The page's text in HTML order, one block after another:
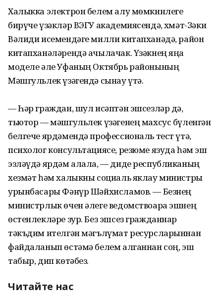
Халыкка электрон белем алу мөмкинлеге
бирүче үзәкләр ВЭГУ академиясендә, Әхмәт-Зәки
Вәлиди исемендәге милли китапханәдә, район
китапханәләрендә ачылачак. Үзәкнең яңа
моделе әле Уфаның Октябрь районының
Мәшгульлек үзәгендә сынау үтә.
— Һәр граждан, шул исәптән эшсезләр дә,
тьютор — мәшгульлек үзәгенең махсус бүленгән
белгече ярдәмендә профессиональ тест үтә,
психолог консультациясе, резюме язуда һәм эш
эзләүдә ярдәм алала, — диде республиканың
хезмәт һәм халыкны социаль яклау министры
урынбасары Фәнүр Шәйхисламов. — Безнең
министрлык өчен әлеге ведомствоара эшнең
өстенлекләре зур. Без эшсез гражданнар
тәкъдим ителгән мәгълүмат ресурсларыннан
файдаланып өстәмә белем алганнан соң, эш
табыр, дип көтәбез.
Читайте нас